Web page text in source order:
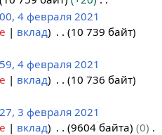
4 февраля 2021
вклад
10 739 байт
4 февраля 2021
вклад
10 736 байт
3 февраля 2021
вклад 9604 байта 0